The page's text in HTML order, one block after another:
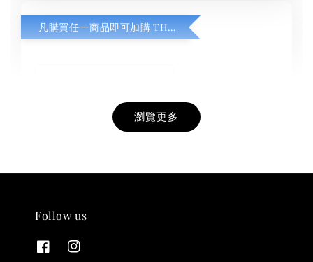
凡購買任一商品即可加購 THT 九週年紀念 T-shirt
THT 九週年紀念 T-shirt
瀏覽更多
Follow us